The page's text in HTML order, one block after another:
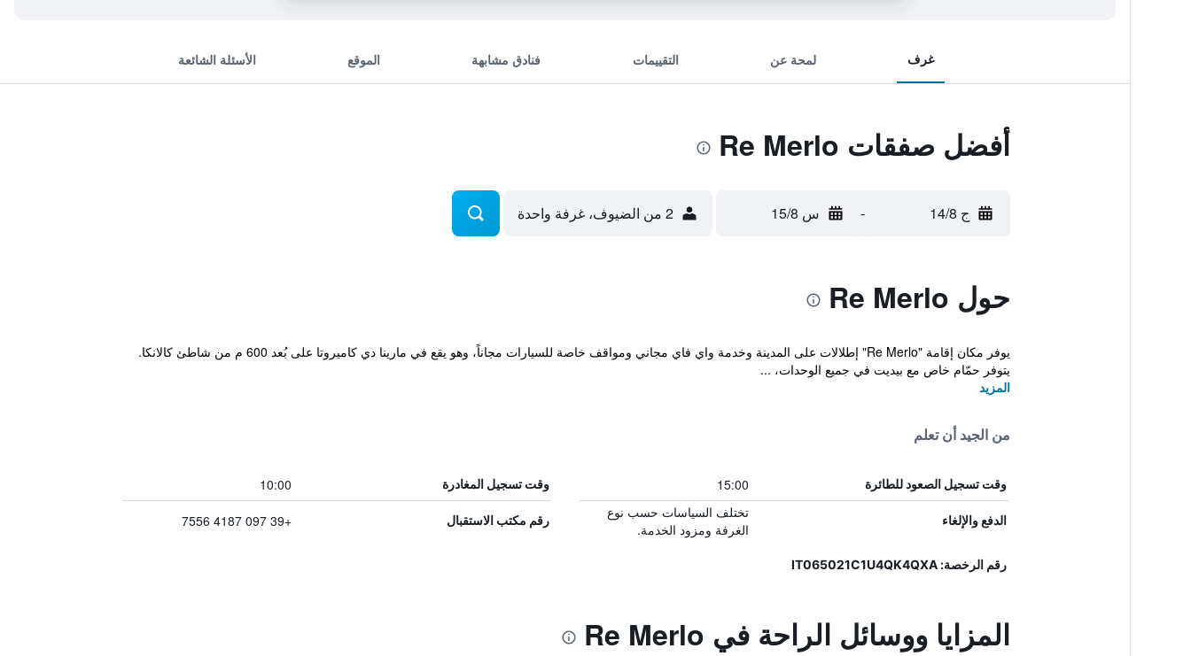
غرف لمحة عن التقييمات فنادق مشابهة الموقع الأسئلة الشائعة
أفضل صفقات Re Merlo
ج 14/8 - س 15/8 2 من الضيوف، غرفة واحدة
حول Re Merlo
يوفر مكان إقامة "Re Merlo" إطلالات على المدينة وخدمة واي فاي مجاني ومواقف خاصة للسيارات مجاناً، وهو يقع في مارينا دي كاميروتا على بُعد 600 م من شاطئ كالانكا.
يتوفر حمّام خاص مع بيديت في جميع الوحدات، ...
المزيد
من الجيد أن تعلم
وقت تسجيل الصعود للطائرة 15:00 وقت تسجيل المغادرة 10:00
الدفع والإلغاء
تختلف السياسات حسب نوع
الغرفة ومزود الخدمة.
رقم مكتب الاستقبال +39 097 4187 7556
رقم الرخصة: IT065021C1U4QK4QXA
المزايا ووسائل الراحة في Re Merlo